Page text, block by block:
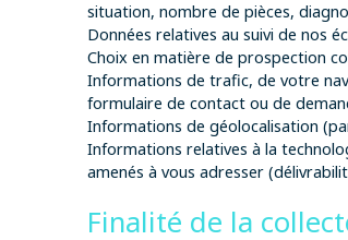
situation, nombre de pièces,
Données relatives au suivi de nos
Choix en matière de prospection
Informations de trafic, de votre
formulaire de contact ou de
Informations de géolocalisation
Informations relatives à la
amenés à vous adresser
Finalité de la